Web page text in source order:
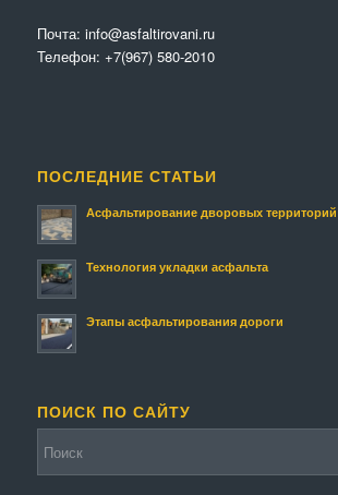
Почта: info@asfaltirovani.ru
Телефон: +7(967) 580-2010
ПОСЛЕДНИЕ СТАТЬИ
Асфальтирование дворовых территорий
Технология укладки асфальта
Этапы асфальтирования дороги
ПОИСК ПО САЙТУ